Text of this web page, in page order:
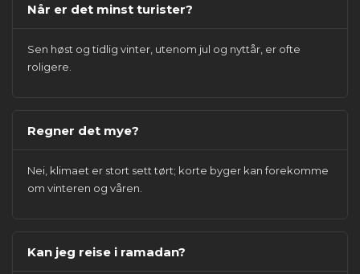
Når er det minst turister?
Sen høst og tidlig vinter, utenom jul og nyttår, er ofte
roligere.
Regner det mye?
Nei, klimaet er stort sett tørt; korte byger kan forekomme
om vinteren og våren.
Kan jeg reise i ramadan?